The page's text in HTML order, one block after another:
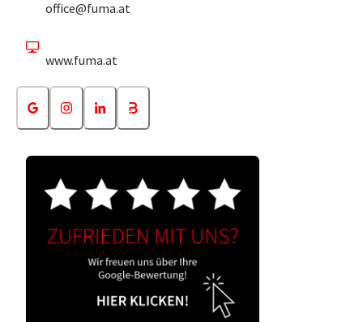
office@fuma.at
www.fuma.at